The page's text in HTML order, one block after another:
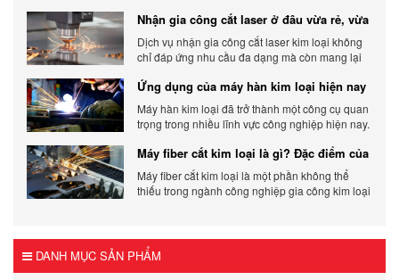
động bên ngoài.
Nhận gia công cắt laser ở đâu vừa rẻ, vừa
chất lượng
Dịch vụ nhận gia công cắt laser kim loại không
chỉ đáp ứng nhu cầu đa dạng mà còn mang lại
Ứng dụng của máy hàn kim loại hiện nay
Máy hàn kim loại đã trở thành một công cụ quan
trọng trong nhiều lĩnh vực công nghiệp hiện nay.
Máy fiber cắt kim loại là gì? Đặc điểm của
máy fiber
Máy fiber cắt kim loại là một phần không thể
thiếu trong ngành công nghiệp gia công kim loại
DANH MỤC SẢN PHẨM